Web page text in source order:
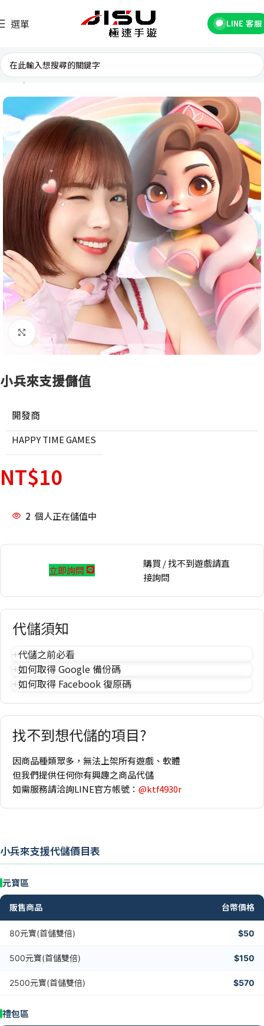
選單 LINE 客服
首頁 台灣遊戲
點擊放大
小兵來支援儲值
開發商
HAPPY TIME GAMES
NT$10
2 個人正在儲值中
立即詢問
購買 / 找不到遊戲請直
接詢問
代儲須知
代儲之前必看
如何取得 Google 備份碼
如何取得 Facebook 復原碼
找不到想代儲的項目?
因商品種類眾多，無法上架所有遊戲、軟體
但我們提供任何你有興趣之商品代儲
如需服務請洽詢LINE官方帳號： @ktf4930r
小兵來支援代儲價目表
元寶區
販售商品 台幣價格
80元寶(首儲雙倍) $50
500元寶(首儲雙倍) $150
2500元寶(首儲雙倍) $570
禮包區